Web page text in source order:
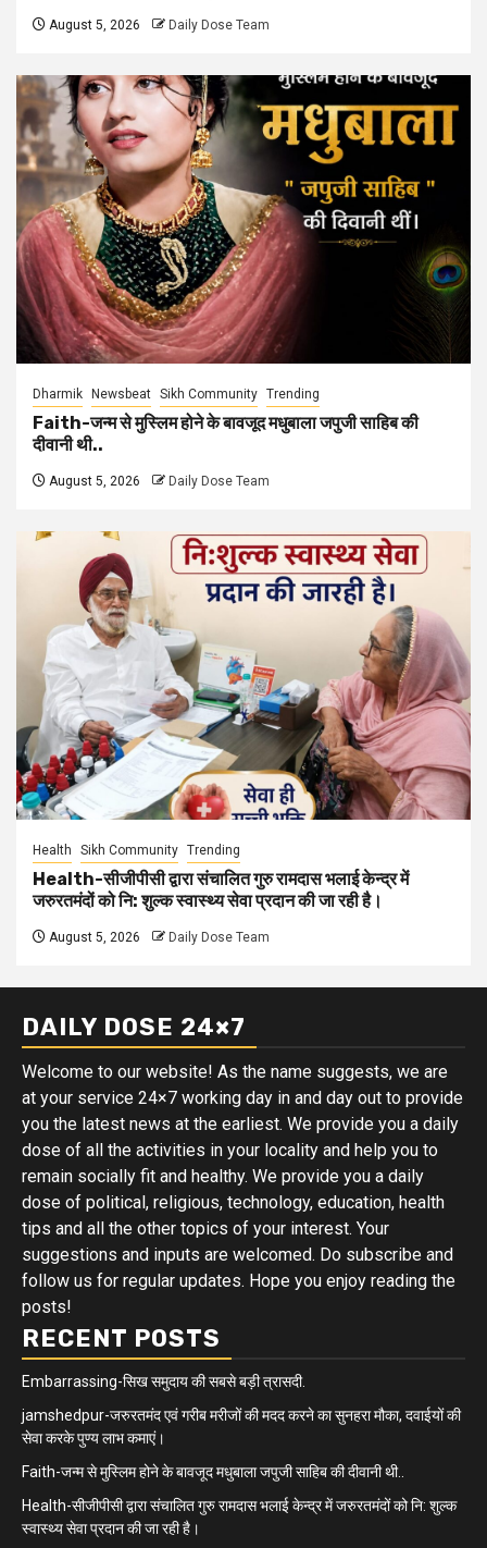
August 5, 2026 Daily Dose Team
Dharmik Newsbeat Sikh Community Trending
Faith-जन्म से मुस्लिम होने के बावजूद मधुबाला जपुजी साहिब की
दीवानी थी..
August 5, 2026 Daily Dose Team
Health Sikh Community Trending
Health-सीजीपीसी द्वारा संचालित गुरु रामदास भलाई केन्द्र में
जरुरतमंदों को नि: शुल्क स्वास्थ्य सेवा प्रदान की जा रही है।
August 5, 2026 Daily Dose Team
DAILY DOSE 24×7
Welcome to our website! As the name suggests, we are
at your service 24×7 working day in and day out to provide
you the latest news at the earliest. We provide you a daily
dose of all the activities in your locality and help you to
remain socially fit and healthy. We provide you a daily
dose of political, religious, technology, education, health
tips and all the other topics of your interest. Your
suggestions and inputs are welcomed. Do subscribe and
follow us for regular updates. Hope you enjoy reading the
posts!
RECENT POSTS
Embarrassing-सिख समुदाय की सबसे बड़ी त्रासदी.
jamshedpur-जरुरतमंद एवं गरीब मरीजों की मदद करने का सुनहरा मौका, दवाईयों की
सेवा करके पुण्य लाभ कमाएं।
Faith-जन्म से मुस्लिम होने के बावजूद मधुबाला जपुजी साहिब की दीवानी थी..
Health-सीजीपीसी द्वारा संचालित गुरु रामदास भलाई केन्द्र में जरुरतमंदों को नि: शुल्क
स्वास्थ्य सेवा प्रदान की जा रही है।